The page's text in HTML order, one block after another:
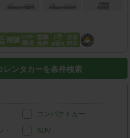
レンタカーを条件検索
コンパクトカー
・
SUV